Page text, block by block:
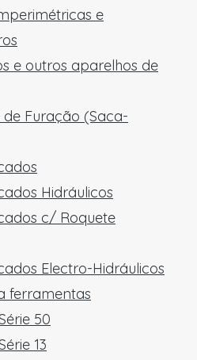
e
e outros aparelhos de
Furação (Saca-
Hidráulicos
c/ Roquete
Electro-Hidráulicos
ferramentas
50
13